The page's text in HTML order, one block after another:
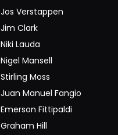
Jos Verstappen
Jim Clark
Niki Lauda
Nigel Mansell
Stirling Moss
Juan Manuel Fangio
Emerson Fittipaldi
Graham Hill